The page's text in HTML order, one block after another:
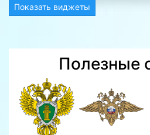
Показать виджеты
Полезные